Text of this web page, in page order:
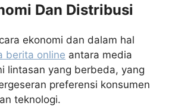
Dan Distribusi
ekonomi dan dalam hal
berita online antara media
lintasan yang berbeda, yang
preferensi konsumen
teknologi.